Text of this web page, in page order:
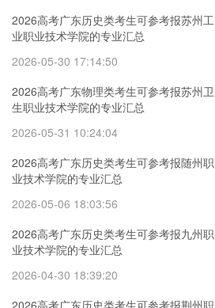
2026高考广东历史类考生可参考报苏州工
业职业技术学院的专业汇总
2026-05-30 17:14:50
2026高考广东物理类考生可参考报苏州卫
生职业技术学院的专业汇总
2026-05-31 10:24:04
2026高考广东历史类考生可参考报随州职
业技术学院的专业汇总
2026-05-06 18:03:56
2026高考广东历史类考生可参考报九州职
业技术学院的专业汇总
2026-04-30 18:39:20
2026高考广东历史类考生可参考报荆州职